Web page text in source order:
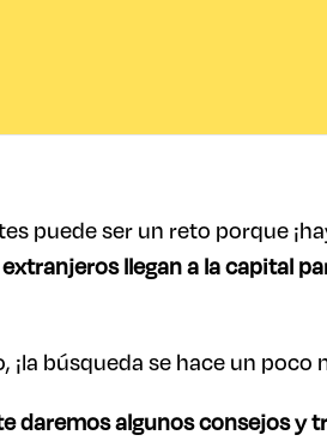
puede ser un reto porque
llegan a la capital
búsqueda se hace un poco
daremos algunos consejos y